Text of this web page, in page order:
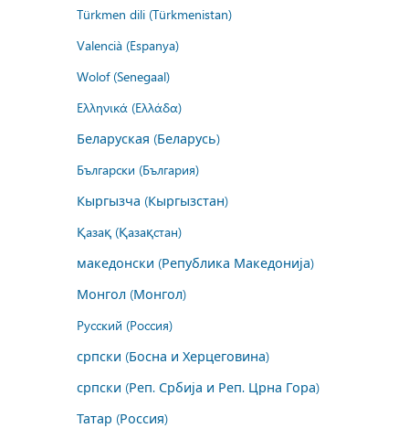
Türkmen dili (Türkmenistan)
Valencià (Espanya)
Wolof (Senegaal)
Ελληνικά (Ελλάδα)
Беларуская (Беларусь)
Български (България)
Кыргызча (Кыргызстан)
Қазақ (Қазақстан)
македонски (Република Македонија)
Монгол (Монгол)
Русский (Россия)
српски (Босна и Херцеговина)
српски (Реп. Србија и Реп. Црна Гора)
Татар (Россия)